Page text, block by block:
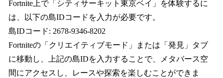
Fortnite上で「シティサーキット東京ベイ」を体験するに
は、以下の島IDコードを入力が必要です。
島IDコード: 2678-9346-8202
Fortniteの「クリエイティブモード」または「発見」タブ
に移動し、上記の島IDを入力することで、メタバース空
間にアクセスし、レースや探索を楽しむことができま